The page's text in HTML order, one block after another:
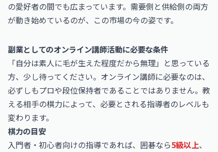
の愛好者の間でも広まっています。需要側と供給側の両方
が動き始めているのが、この市場の今の姿です。
副業としてのオンライン講師活動に必要な条件
「自分は素人に毛が生えた程度だから無理」と思っている
方、少し待ってください。オンライン講師に必要なのは、
必ずしもプロや段位保持者であることではありません。教
える相手の棋力によって、必要とされる指導者のレベルも
変わります。
棋力の目安
入門者・初心者向けの指導であれば、囲碁なら5級以上、